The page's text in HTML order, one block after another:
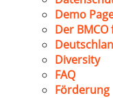
Demo
Der
Diversity
FAQ
Förderung